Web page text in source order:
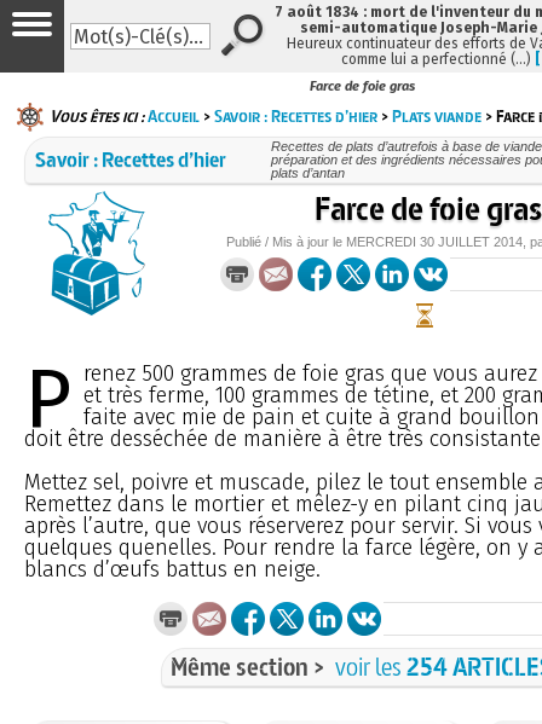
Farce de foie gras
Vous êtes ici :Accueil >Savoir : Recettes d’hier >Plats viande >
Savoir : Recettes d’hier
Recettes de plats d’autrefois à base de
préparation et des ingrédients nécessaires
plats d’antan
Farce de foie gras
Publié / Mis à jour le MERCREDI 30 JUILLET 2014 ,
P renez 500 grammes de foie gras que vous
et très ferme, 100 grammes de tétine, et 200
faite avec mie de pain et cuite à grand
doit être desséchée de manière à être très
Mettez sel, poivre et muscade, pilez le tout ensemble
Remettez dans le mortier et mêlez-y en pilant cinq
après l’autre, que vous réserverez pour servir. Si
quelques quenelles. Pour rendre la farce légère, on y
blancs d’œufs battus en neige.
Même section > voir les254
7 août 1834 : mort de l'inventeur du
semi-automatique Joseph-Marie
Heureux continuateur des efforts de
comme lui a perfectionné (…)